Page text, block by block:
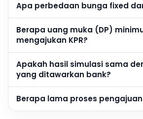
Apa perbedaan bunga fixed
Berapa uang muka (DP)
mengajukan KPR?
Apakah hasil simulasi sama
yang ditawarkan bank?
Berapa lama proses pengajuan